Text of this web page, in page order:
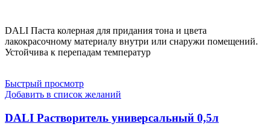
DALI Паста колерная для придания тона и цвета
лакокрасочному материалу внутри или снаружи помещений.
Устойчива к перепадам температур
Быстрый просмотр
Добавить в список желаний
DALI Растворитель универсальный 0,5л